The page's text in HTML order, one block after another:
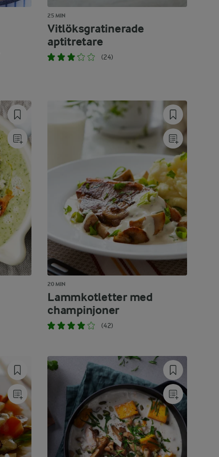
25 MIN
Vitlöksgratinerade
aptitretare
(24)
20 MIN
Lammkotletter med
champinjoner
(42)